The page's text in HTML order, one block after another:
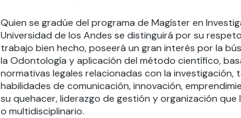
Quien se gradúe del programa de Magíster en
Universidad de los Andes se distinguirá por su
trabajo bien hecho, poseerá un gran interés por la
la Odontología y aplicación del método científico,
normativas legales relacionadas con la
habilidades de comunicación, innovación,
su quehacer, liderazgo de gestión y organización
o multidisciplinario.